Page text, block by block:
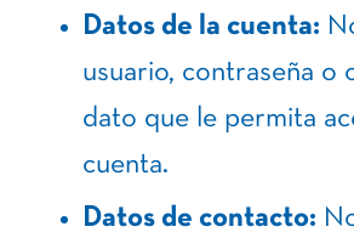
Datos de la cuenta:
usuario, contraseña o
dato que le permita
cuenta.
Datos de contacto: